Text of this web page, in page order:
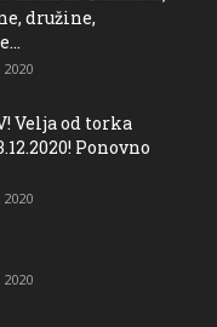
družine,
Velja od torka
Ponovno